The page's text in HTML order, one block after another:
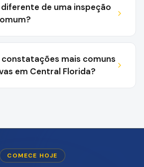
de uma inspeção
constatações mais comuns
em Central Florida?
COMECE HOJE